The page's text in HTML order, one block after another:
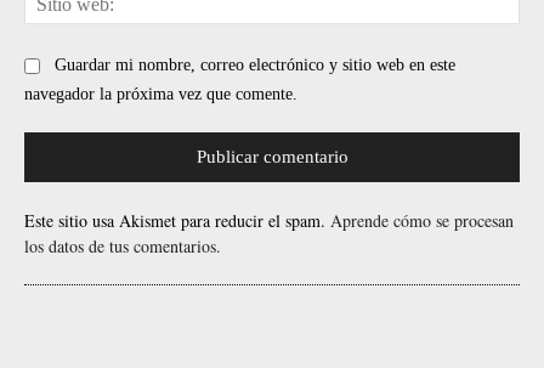
Guardar mi nombre, correo electrónico y sitio web en este
navegador la próxima vez que comente.
Este sitio usa Akismet para reducir el spam. Aprende cómo se procesan
los datos de tus comentarios.